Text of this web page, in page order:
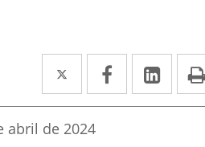
Twitter
Enlace
a
una
Facebook
Enlace
a
a
abril de 2024